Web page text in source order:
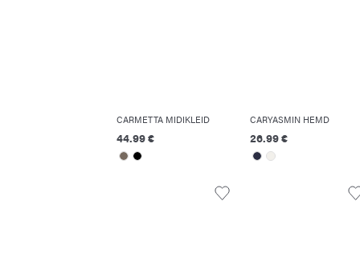
CARMETTA MIDIKLEID
44.99 €
CARYASMIN HEMD
26.99 €